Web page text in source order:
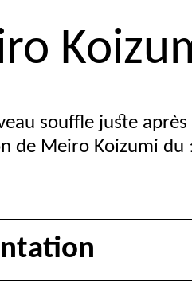
souffle juste
de Meiro Koizumi